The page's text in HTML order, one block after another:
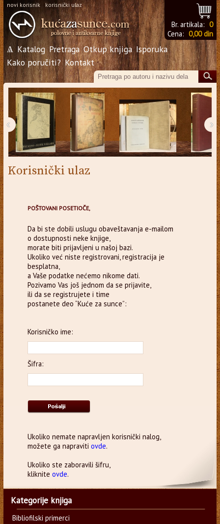
novi korisnik korisnički ulaz
Br. artikala: 0
Cena: 0,00 din
Ѧ Katalog Pretraga Otkup knjiga Isporuka
Kako poručiti? Kontakt
‹ ›
Korisnički ulaz
POŠTOVANI POSETIOČE,
Da bi ste dobili uslugu obaveštavanja e-mailom
o dostupnosti neke knjige,
morate biti prijavljeni u našoj bazi.
Ukoliko već niste registrovani, registracija je
besplatna,
a Vaše podatke nećemo nikome dati.
Pozivamo Vas još jednom da se prijavite,
ili da se registrujete i time
postanete deo “Kuće za sunce”:
Korisničko ime:
Šifra:
Ukoliko nemate napravljen korisnički nalog,
možete ga napraviti ovde.
Ukoliko ste zaboravili šifru,
kliknite ovde.
Kategorije knjiga
Bibliofilski primerci